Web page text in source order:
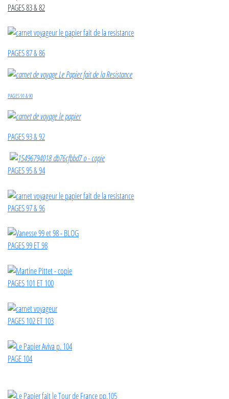
PAGES 83 & 82
PAGES 87 & 86
PAGES 91 & 90
PAGES 93 & 92
PAGES 95 & 94
PAGES 97 & 96
PAGES 99 ET 98
PAGES 101 ET 100
PAGES 102 ET 103
PAGE 104